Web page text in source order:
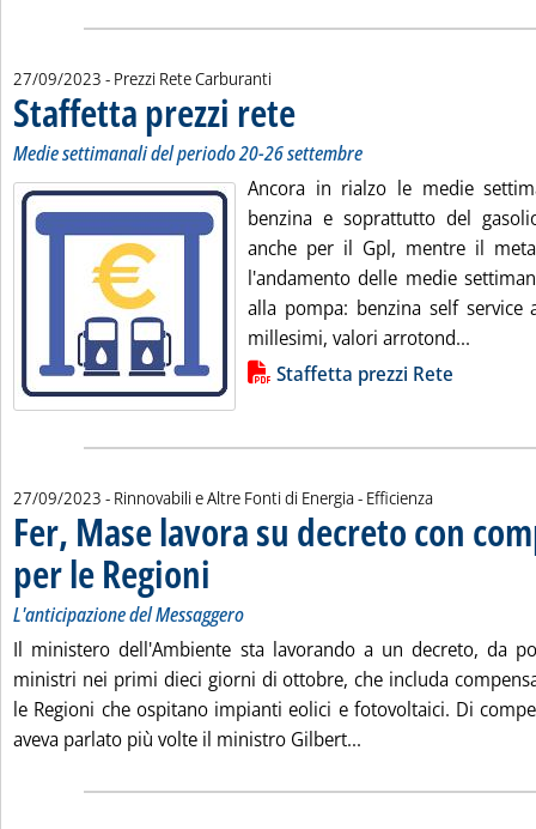
27/09/2023 - Prezzi Rete Carburanti
Staffetta prezzi rete
Medie settimanali del periodo 20-26 settembre
Ancora in rialzo le medie
benzina e soprattutto del
anche per il Gpl, mentre il
l'andamento delle medie
alla pompa: benzina self
millesimi, valori arrotond...
Lista allegati PDF alla notiziaStaffetta prezzi Rete
27/09/2023 - Rinnovabili e Altre Fonti di Energia - Efficienza
Fer, Mase lavora su decreto con
per le Regioni
L'anticipazione del Messaggero
Il ministero dell'Ambiente sta lavorando a un decreto, da
ministri nei primi dieci giorni di ottobre, che includa
le Regioni che ospitano impianti eolici e fotovoltaici. Di
aveva parlato più volte il ministro Gilbert...